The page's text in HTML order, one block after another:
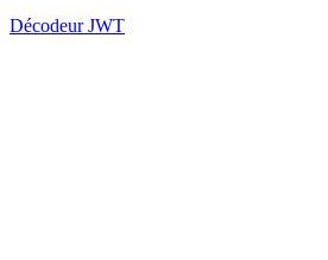
Décodeur JWT